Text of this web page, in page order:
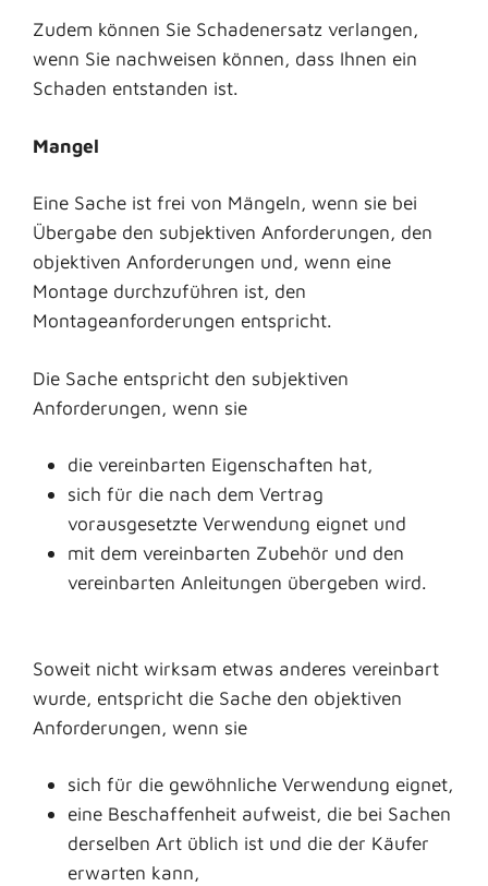
Zudem können Sie Schadenersatz verlangen,
wenn Sie nachweisen können, dass Ihnen ein
Schaden entstanden ist.
Mangel
Eine Sache ist frei von Mängeln, wenn sie bei
Übergabe den subjektiven Anforderungen, den
objektiven Anforderungen und, wenn eine
Montage durchzuführen ist, den
Montageanforderungen entspricht.
Die Sache entspricht den subjektiven
Anforderungen, wenn sie
die vereinbarten Eigenschaften hat,
sich für die nach dem Vertrag
vorausgesetzte Verwendung eignet und
mit dem vereinbarten Zubehör und den
vereinbarten Anleitungen übergeben wird.
Soweit nicht wirksam etwas anderes vereinbart
wurde, entspricht die Sache den objektiven
Anforderungen, wenn sie
sich für die gewöhnliche Verwendung eignet,
eine Beschaffenheit aufweist, die bei Sachen
derselben Art üblich ist und die der Käufer
erwarten kann,